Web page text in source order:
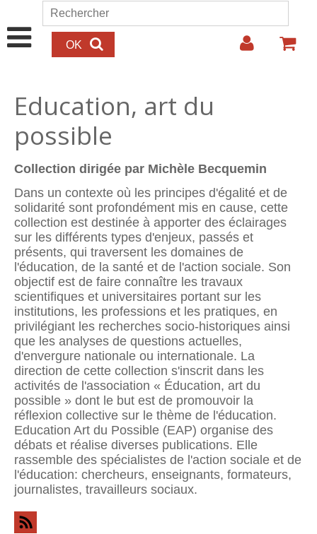
Aller au contenu principal
Formulaire de recherche
Rechercher
Education, art du
possible
Collection dirigée par Michèle Becquemin
Dans un contexte où les principes d'égalité et de
solidarité sont profondément mis en cause, cette
collection est destinée à apporter des éclairages
sur les différents types d'enjeux, passés et
présents, qui traversent les domaines de
l'éducation, de la santé et de l'action sociale. Son
objectif est de faire connaître les travaux
scientifiques et universitaires portant sur les
institutions, les professions et les pratiques, en
privilégiant les recherches socio-historiques ainsi
que les analyses de questions actuelles,
d'envergure nationale ou internationale. La
direction de cette collection s'inscrit dans les
activités de l'association « Éducation, art du
possible » dont le but est de promouvoir la
réflexion collective sur le thème de l'éducation.
Education Art du Possible (EAP) organise des
débats et réalise diverses publications. Elle
rassemble des spécialistes de l'action sociale et de
l'éducation: chercheurs, enseignants, formateurs,
journalistes, travailleurs sociaux.